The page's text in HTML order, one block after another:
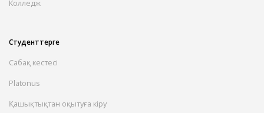
Колледж
Студенттерге
Сабақ кестесі
Platonus
Қашықтықтан оқытуға кіру